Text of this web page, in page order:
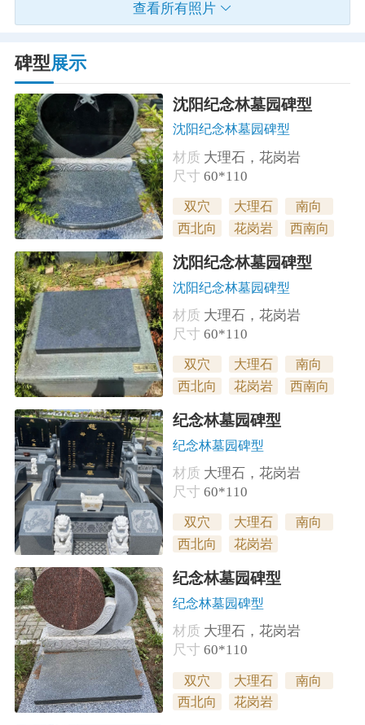
查看所有照片
碑型展示
沈阳纪念林墓园碑型
沈阳纪念林墓园碑型
材质 大理石，花岗岩
尺寸60*110
双穴 大理石
南向
西北向
花岗岩 西南向
沈阳纪念林墓园碑型
沈阳纪念林墓园碑型
材质 大理石，花岗岩
尺寸60*110
双穴 大理石
南向
西北向
花岗岩 西南向
纪念林墓园碑型
纪念林墓园碑型
材质 大理石，花岗岩
尺寸60*110
双穴 大理石
南向
西北向
花岗岩
纪念林墓园碑型
纪念林墓园碑型
材质 大理石，花岗岩
尺寸60*110
双穴 大理石
南向
西北向
花岗岩